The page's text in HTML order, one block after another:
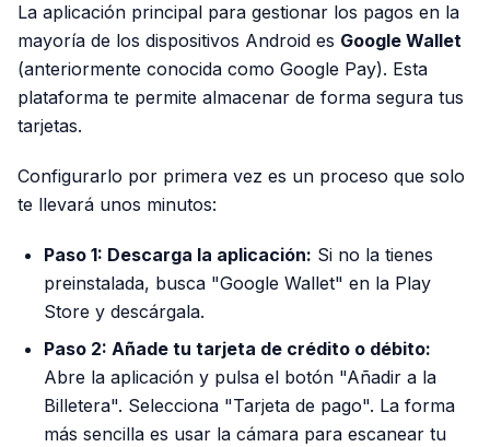
La aplicación principal para gestionar los pagos en la
mayoría de los dispositivos Android es Google Wallet
(anteriormente conocida como Google Pay). Esta
plataforma te permite almacenar de forma segura tus
tarjetas.
Configurarlo por primera vez es un proceso que solo
te llevará unos minutos:
Paso 1: Descarga la aplicación: Si no la tienes
preinstalada, busca "Google Wallet" en la Play
Store y descárgala.
Paso 2: Añade tu tarjeta de crédito o débito:
Abre la aplicación y pulsa el botón "Añadir a la
Billetera". Selecciona "Tarjeta de pago". La forma
más sencilla es usar la cámara para escanear tu